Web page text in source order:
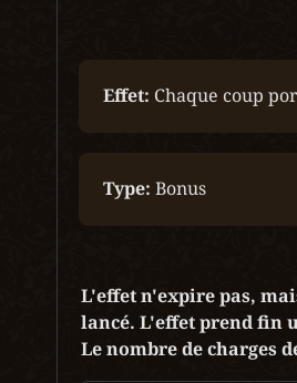
Effet: Chaque coup
Type: Bonus
L'effet n'expire pas,
lancé. L'effet prend fin
Le nombre de charges